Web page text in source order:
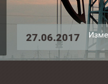
27.06.2017